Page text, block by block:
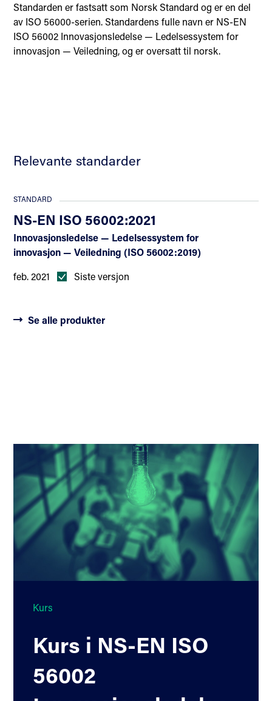
Standarden er fastsatt som Norsk Standard og er en del
av ISO 56000-serien. Standardens fulle navn er NS-EN
ISO 56002 Innovasjonsledelse — Ledelsessystem for
innovasjon — Veiledning, og er oversatt til norsk.
Relevante standarder
STANDARD
NS-EN ISO 56002:2021
Innovasjonsledelse — Ledelsessystem for
innovasjon — Veiledning (ISO 56002:2019)
feb. 2021
Siste versjon
Se alle produkter
Kurs
Kurs i NS-EN ISO
56002